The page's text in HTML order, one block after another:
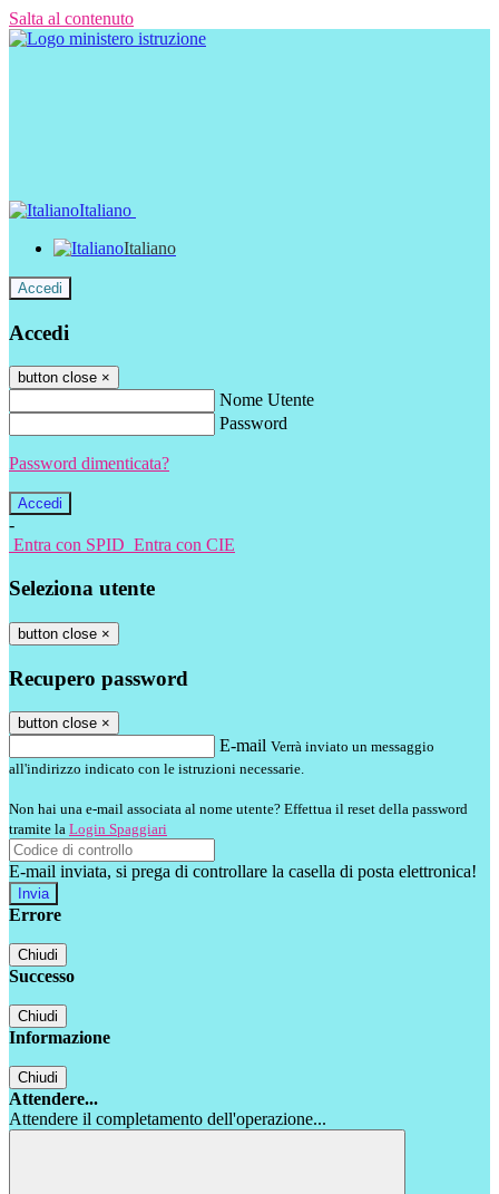
Salta al contenuto
Italiano
Italiano
Accedi
Accedi
button close ×
Nome Utente
Password
Password dimenticata?
-
Entra con SPID Entra con CIE
Seleziona utente
button close ×
Recupero password
button close ×
E-mail Verrà inviato un messaggio
all'indirizzo indicato con le istruzioni necessarie.
Non hai una e-mail associata al nome utente? Effettua il reset della password
tramite la Login Spaggiari
E-mail inviata, si prega di controllare la casella di posta elettronica!
Errore
Chiudi
Successo
Chiudi
Informazione
Chiudi
Attendere...
Attendere il completamento dell'operazione...